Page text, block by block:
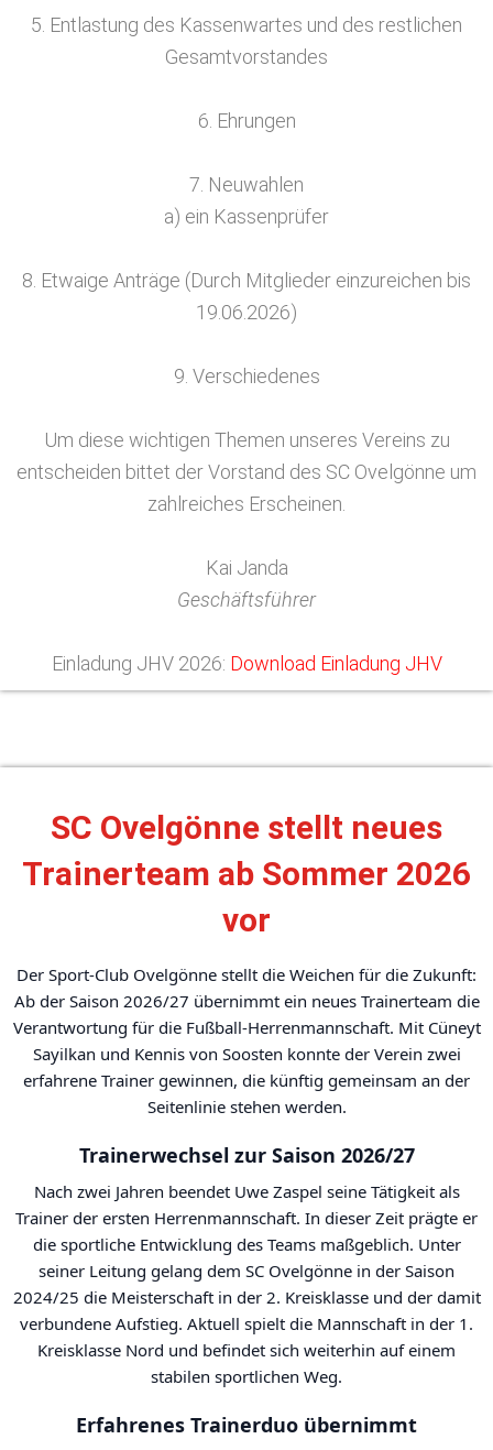
5. Entlastung des Kassenwartes und des restlichen
Gesamtvorstandes
6. Ehrungen
7. Neuwahlen
a) ein Kassenprüfer
8. Etwaige Anträge (Durch Mitglieder einzureichen bis
19.06.2026)
9. Verschiedenes
Um diese wichtigen Themen unseres Vereins zu
entscheiden bittet der Vorstand des SC Ovelgönne um
zahlreiches Erscheinen.
Kai Janda
Geschäftsführer
Einladung JHV 2026: Download Einladung JHV
SC Ovelgönne stellt neues
Trainerteam ab Sommer 2026
vor
Der Sport-Club Ovelgönne stellt die Weichen für die Zukunft:
Ab der Saison 2026/27 übernimmt ein neues Trainerteam die
Verantwortung für die Fußball-Herrenmannschaft. Mit Cüneyt
Sayilkan und Kennis von Soosten konnte der Verein zwei
erfahrene Trainer gewinnen, die künftig gemeinsam an der
Seitenlinie stehen werden.
Trainerwechsel zur Saison 2026/27
Nach zwei Jahren beendet Uwe Zaspel seine Tätigkeit als
Trainer der ersten Herrenmannschaft. In dieser Zeit prägte er
die sportliche Entwicklung des Teams maßgeblich. Unter
seiner Leitung gelang dem SC Ovelgönne in der Saison
2024/25 die Meisterschaft in der 2. Kreisklasse und der damit
verbundene Aufstieg. Aktuell spielt die Mannschaft in der 1.
Kreisklasse Nord und befindet sich weiterhin auf einem
stabilen sportlichen Weg.
Erfahrenes Trainerduo übernimmt